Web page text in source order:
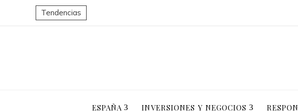
Tendencias
ESPAÑA INVERSIONES Y NEGOCIOS